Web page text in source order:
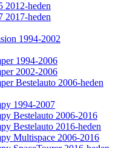
2012-heden
2017-heden
1994-2002
1994-2006
2002-2006
Bestelauto 2006-heden
1994-2007
Bestelauto 2006-2016
Bestelauto 2016-heden
Multispace 2006-2016